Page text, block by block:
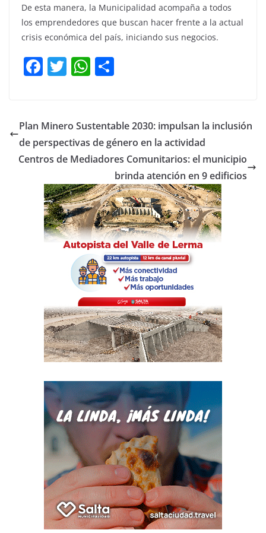
De esta manera, la Municipalidad acompaña a todos
los emprendedores que buscan hacer frente a la actual
crisis económica del país, iniciando sus negocios.
F
e
b
o
o
k
T
er
W
s
A
p
p
p
ar
tir
Plan Minero Sustentable 2030: impulsan la inclusión
de perspectivas de género en la actividad
Centros de Mediadores Comunitarios: el municipio
brinda atención en 9 edificios